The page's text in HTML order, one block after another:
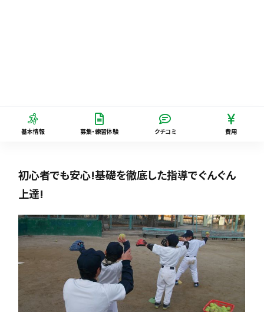
基本情報 募集・練習体験 クチコミ 費用
初心者でも安心!基礎を徹底した指導でぐんぐん
上達!